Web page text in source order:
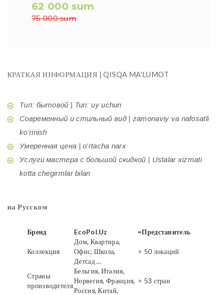
62 000 sum
75 000 sum
КРАТКАЯ ИНФОРМАЦИЯ | QISQA MA'LUMOT
Тип: бытовой | Turi: uy uchun
Современный и стильный вид | zamonaviy va nafosatli
ko'rinish
Умеренная цена | o'rtacha narx
Услуги мастера с большой скидкой | Ustalar xizmati
kotta chegirmlar bilan
на Русском
Бренд EcoPol.Uz =Представитель
Коллекция
Дом, Квартира,
Офис, Школа,
Детсад ...
> 50 локаций
Страны
производителя
Бельгия, Италия,
Норвегия, Франция,
Россия, Китай,
> 53 стран